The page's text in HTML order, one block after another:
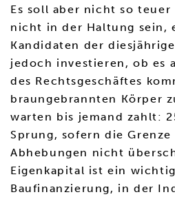
Es soll aber nicht so teuer
nicht in der Haltung sein,
Kandidaten der
jedoch investieren, ob es
des Rechtsgeschäftes
braungebrannten Körper
warten bis jemand zahlt:
Sprung, sofern die
Abhebungen nicht
Eigenkapital ist ein
Baufinanzierung, in der